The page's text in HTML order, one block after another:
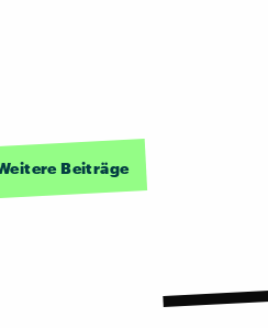
Beiträge